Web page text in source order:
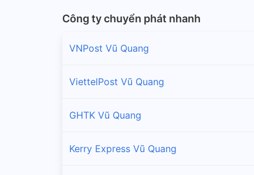
Công ty chuyển phát nhanh
VNPost Vũ Quang
ViettelPost Vũ Quang
GHTK Vũ Quang
Kerry Express Vũ Quang